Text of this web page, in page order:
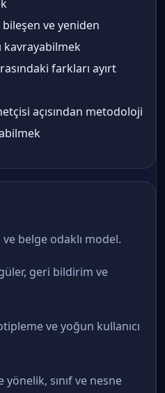
bileşen ve yeniden
kavrayabilmek
farkları ayırt
açısından metodoloji
ve belge odaklı model.
geri bildirim ve
ve yoğun kullanıcı
yönelik, sınıf ve nesne